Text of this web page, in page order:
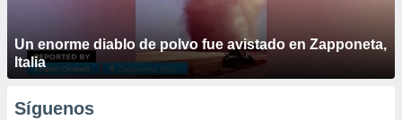
Un enorme diablo de polvo fue avistado en Zapponeta,
Italia
Síguenos